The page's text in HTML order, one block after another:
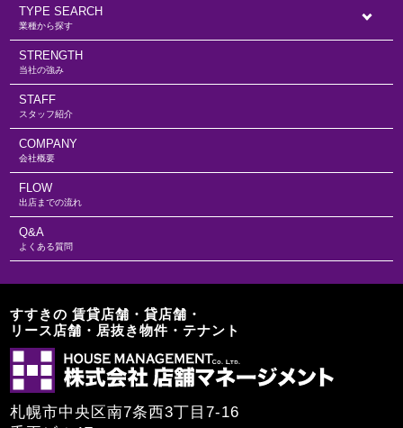
業種から探す
TYPE SEARCH
当社の強み
STRENGTH
スタッフ紹介
STAFF
会社概要
COMPANY
出店までの流れ
FLOW
よくある質問
Q&A
すすきの 賃貸店舗・貸店舗・
リース店舗・居抜き物件・テナント
札幌市中央区南7条西3丁目7-16